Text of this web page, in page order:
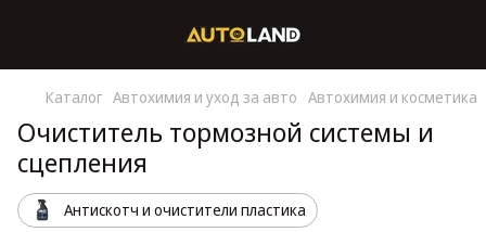
Каталог Автохимия и уход за авто Автохимия и косметика
Очиститель тормозной системы и
сцепления
Антискотч и очистители пластика